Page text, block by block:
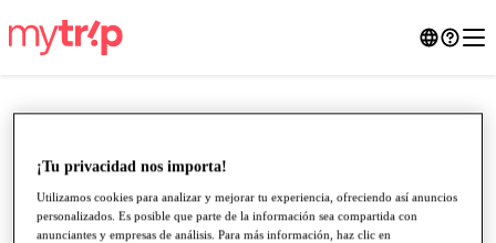
¡Tu privacidad nos importa!
Utilizamos cookies para analizar y mejorar tu experiencia, ofreciendo así anuncios
personalizados. Es posible que parte de la información sea compartida con
anunciantes y empresas de análisis. Para más información, haz clic en